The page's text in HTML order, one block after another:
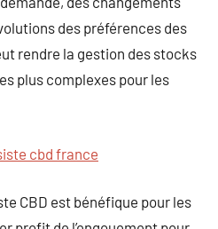
des préférences des
rendre la gestion des stocks
plus complexes pour les
cbd france
CBD est bénéfique pour les